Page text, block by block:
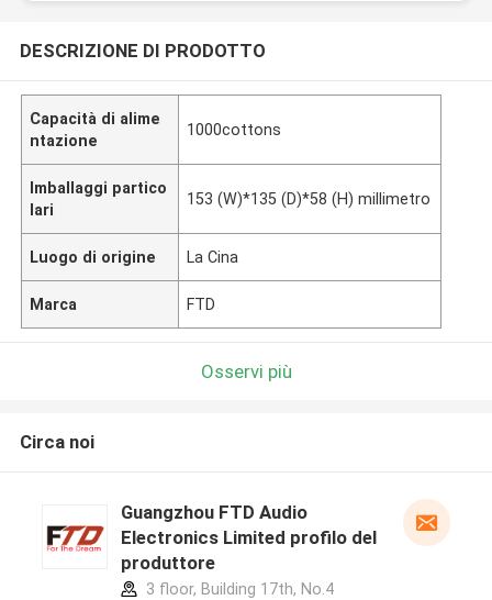
DESCRIZIONE DI PRODOTTO
Capacità di alime
ntazione
1000cottons
Imballaggi partico
lari
153 (W)*135 (D)*58 (H) millimetro
Luogo di origine La Cina
Marca FTD
Osservi più
Circa noi
Guangzhou FTD Audio
Electronics Limited profilo del
produttore
3 floor, Building 17th, No.4